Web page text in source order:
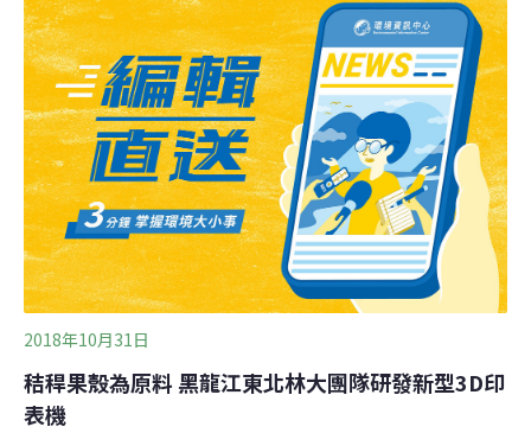
學教授班納吉（Sarbajit Banerjee）說，3D列印讓他們能
夠列印出整個建築立面，儘管要使此類結構滿足現有建築
法規仍然是一項重大挑戰。水泥是許多建築工程使用的主
要材料，但不能回收利用，需要耗費大量能量進行混合和
運輸。研究團隊的目標是讓任何庭院中都能找到的土壤類
型作為列印出建築結構的原料。班納吉說：「雖然水泥的
普及讓人人都有像樣的房子可以住，並促進了城市的發
展，卻付出了可觀的環境代價。」「用水泥3D列印可能讓
這個問題更嚴重。所以我們想出一種用天然材料蓋房子的
新方法。使用此類材料，有助
2018年10月31日
秸稈果殼為原料 黑龍江東北林大團隊研發新型3D印
表機